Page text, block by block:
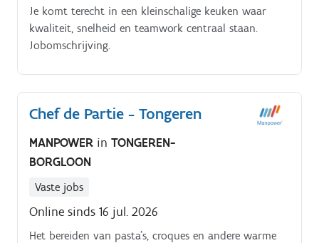
Je komt terecht in een kleinschalige keuken waar
kwaliteit, snelheid en teamwork centraal staan.
Jobomschrijving.
Chef de Partie - Tongeren
MANPOWER in TONGEREN-
BORGLOON
Vaste jobs
Online sinds 16 jul. 2026
Het bereiden van pasta's, croques en andere warme